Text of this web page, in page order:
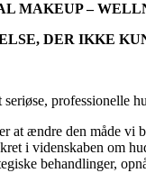
MAKEUP –
DER IKKE
professionelle
at ændre den måde vi
i videnskaben om
behandlinger,